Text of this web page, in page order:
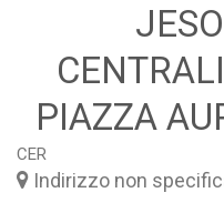
PIAZZA
CER
Indirizzo non